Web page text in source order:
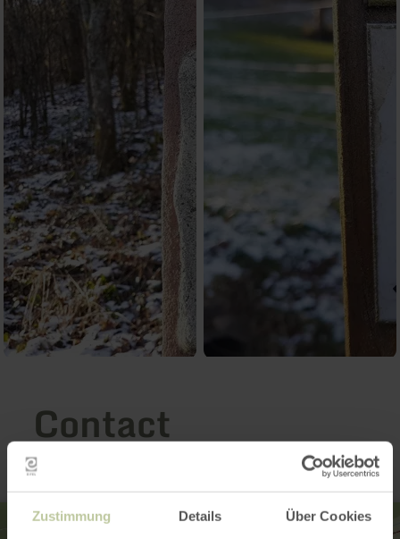
Zustimmung Details Über Cookies
Contact